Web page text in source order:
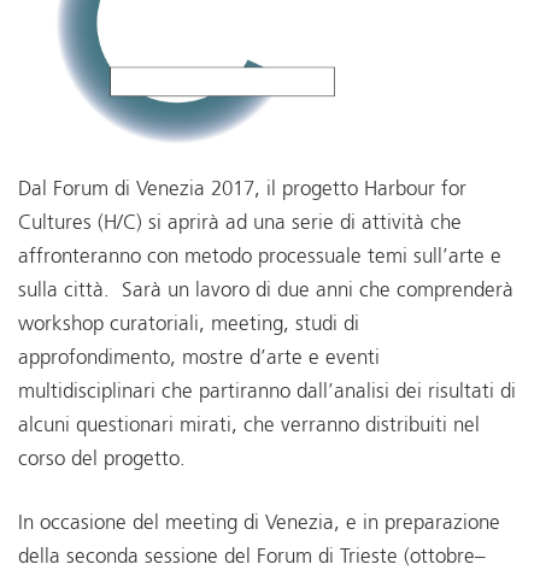
Dal Forum di Venezia 2017, il progetto Harbour for
Cultures (H/C) si aprirà ad una serie di attività che
affronteranno con metodo processuale temi sull’arte e
sulla città. Sarà un lavoro di due anni che comprenderà
workshop curatoriali, meeting, studi di
approfondimento, mostre d’arte e eventi
multidisciplinari che partiranno dall’analisi dei risultati di
alcuni questionari mirati, che verranno distribuiti nel
corso del progetto.
In occasione del meeting di Venezia, e in preparazione
della seconda sessione del Forum di Trieste (ottobre–